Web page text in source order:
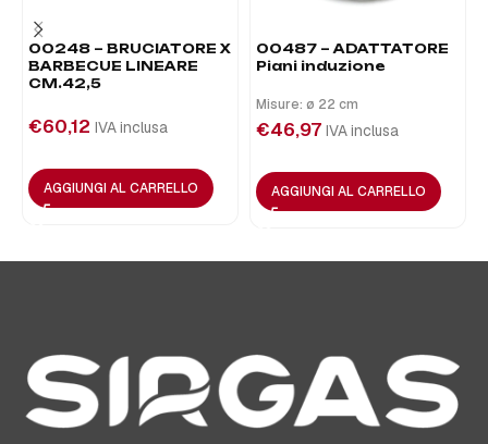
00248 – BRUCIATORE X
BARBECUE LINEARE
CM.42,5
€60,12 IVA inclusa
AGGIUNGI AL CARRELLO
00487 – ADATTATORE
Piani induzione
Misure: ø 22 cm
€46,97 IVA inclusa
AGGIUNGI AL CARRELLO